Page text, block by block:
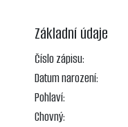
Základní údaje
Číslo zápisu:
Datum narození:
Pohlaví:
Chovný: